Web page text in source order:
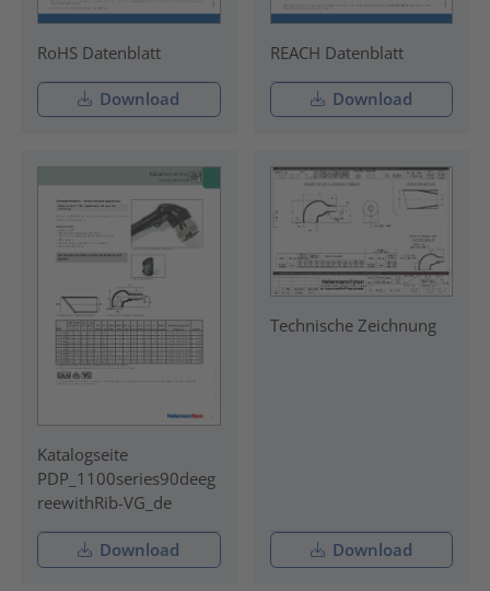
RoHS Datenblatt
Download
REACH Datenblatt
Download
Katalogseite
PDP_1100series90deeg
reewithRib-VG_de
Download
Technische Zeichnung
Download